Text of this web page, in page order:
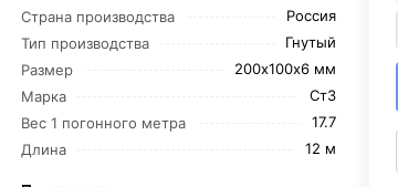
Страна производства
Россия
Тип производства
Гнутый
Размер
200х100х6 мм
Марка
Ст3
Вес 1 погонного метра
17.7
Длина
12 м